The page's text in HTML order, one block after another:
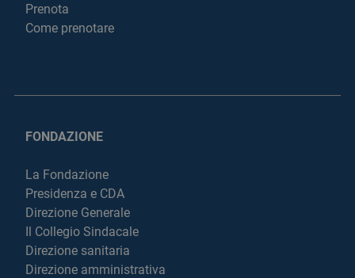
Prenota
Come prenotare
FONDAZIONE
La Fondazione
Presidenza e CDA
Direzione Generale
Il Collegio Sindacale
Direzione sanitaria
Direzione amministrativa